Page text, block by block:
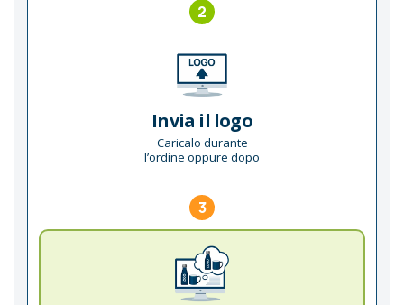
2
Invia il logo
Caricalo durante
l’ordine oppure dopo
3